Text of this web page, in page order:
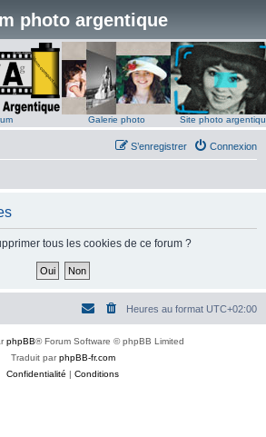
photo argentique
Galerie photo Site photo
Connexion
S’enregistrer
tous les cookies de ce forum ?
Heures au format UTC+02:00
phpBB® Forum Software © phpBB Limited
Traduit parphpBB-fr.com
Confidentialité | Conditions